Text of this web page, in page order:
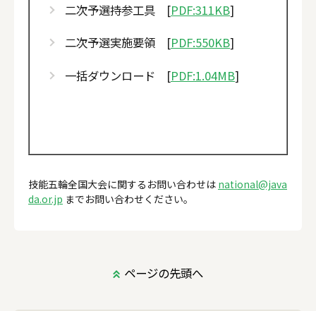
二次予選持参工具 [PDF:311KB]
二次予選実施要領 [PDF:550KB]
一括ダウンロード [PDF:1.04MB]
技能五輪全国大会に関するお問い合わせは national@java
da.or.jp までお問い合わせください。
ページの先頭へ